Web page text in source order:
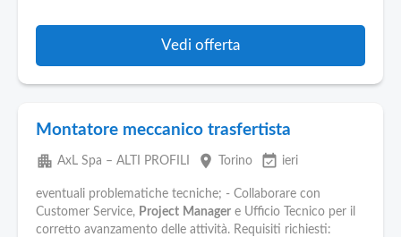
Vedi offerta
Montatore meccanico trasfertista
apartment AxL Spa – ALTI PROFILI place Torino event_available ieri
eventuali problematiche tecniche; - Collaborare con
Customer Service, Project Manager e Ufficio Tecnico per il
corretto avanzamento delle attività. Requisiti richiesti: